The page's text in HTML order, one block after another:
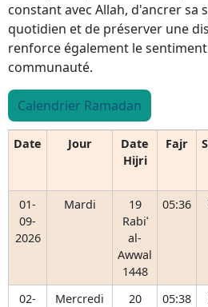
constant avec Allah, d'ancrer sa
quotidien et de préserver une
renforce également le
communauté.
Calendrier Ramadan
Date Jour
Date
Hijri
Fajr
01-
09-
2026
Mardi
19
Rabiʿ
al-
Awwal
1448
05:36
02-
Mercredi
20
05:38